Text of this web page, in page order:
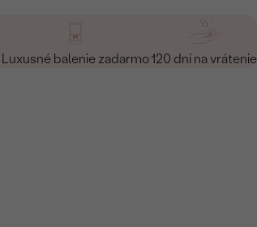
Luxusné balenie zadarmo120 dní na vrátenie